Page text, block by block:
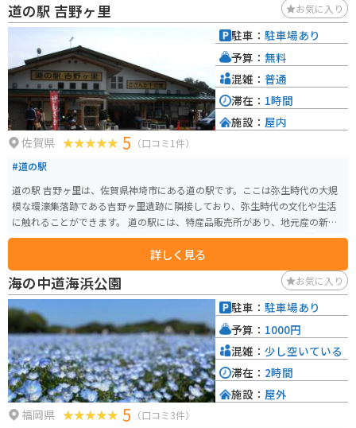
道の駅 吉野ヶ里 お気に入り
佐賀県 5 （口コミ1件）
#道の駅
道の駅 吉野ヶ里は、佐賀県神埼市にある道の駅です。ここは弥生時代の大規
模な環濠集落跡である吉野ヶ里遺跡に隣接しており、弥生時代の文化や生活
に触れることができます。 道の駅には、特産品販売所があり、地元産の新鮮
な野菜や果物、加工品などを購入できます。また、レストランでは、佐賀県
産の食材を使った料理を楽しむことができます。特に、佐賀牛を使った料理
はおすすめです。 バイクで訪れる場合、道の駅には広い駐車場が完備されて
いるので安心です。吉野ヶ里遺跡周辺は、田園風景が広がる走りやすい道が
多く、ツーリングにも最適です。道の駅で休憩を挟みながら、周辺を巡って
みるのも良いでしょう。 吉野ヶ里周辺は、歴史と自然が豊かな地域です。吉
野ヶ里遺跡以外にも、古代の古墳や神社仏閣など、歴史的な見どころがたく
さんあります。また、春には桜、秋には紅葉と、四季折々の美しい景色を楽
しむことができます。
詳しく見る
駐車： 駐車場あり
予算： 無料
混雑： 普通
滞在： 1時間
施設： 屋内
海の中道海浜公園 お気に入り
福岡県 5 （口コミ3件）
駐車： 駐車場あり
予算： 1000円
混雑： 少し空いている
滞在： 2時間
施設： 屋外